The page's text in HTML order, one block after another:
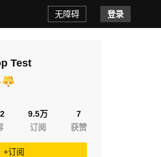
登录
无障碍
Test
9.5万
订阅
7
获赞
+订阅